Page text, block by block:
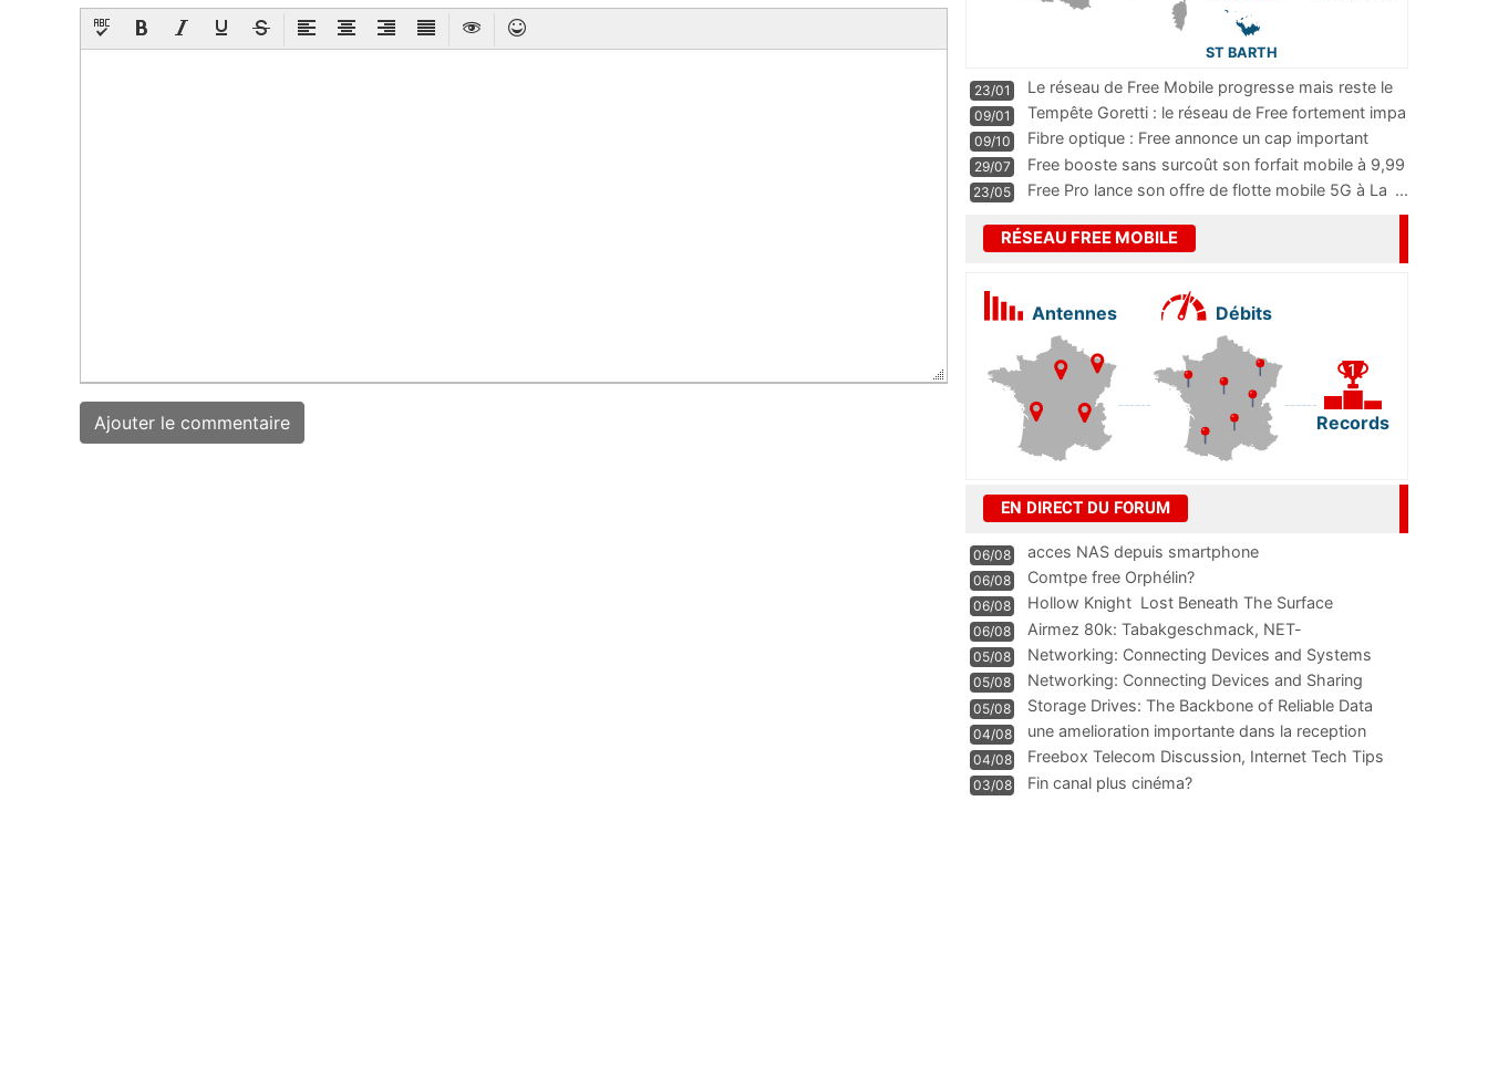
ST BARTH
23/01
Le réseau de Free Mobile progresse mais reste le
m
...
09/01
Tempête Goretti : le réseau de Free fortement impa
09/10
Fibre optique : Free annonce un cap important
pass
...
29/07
Free booste sans surcoût son forfait mobile à 9,99
23/05 Free Pro lance son offre de flotte mobile 5G à La ...
RÉSEAU FREE MOBILE
Antennes Débits
Records
EN DIRECT DU FORUM
06/08 acces NAS depuis smartphone
06/08 Comtpe free Orphélin?
06/08 Hollow Knight  Lost Beneath The Surface
06/08
Airmez 80k: Tabakgeschmack, NET-
Technologie und Leistung im
05/08 Networking: Connecting Devices and Systems
05/08
Networking: Connecting Devices and Sharing
Information
05/08
Storage Drives: The Backbone of Reliable Data
Management
04/08
une amelioration importante dans la reception
WIFI
04/08
Freebox Telecom Discussion, Internet Tech Tips
Communi
03/08 Fin canal plus cinéma?